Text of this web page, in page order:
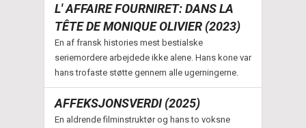
L' AFFAIRE FOURNIRET: DANS LA
TÊTE DE MONIQUE OLIVIER (2023)
En af fransk histories mest bestialske
seriemordere arbejdede ikke alene. Hans kone var
hans trofaste støtte gennem alle ugerningerne.
AFFEKSJONSVERDI (2025)
En aldrende filminstruktør og hans to voksne